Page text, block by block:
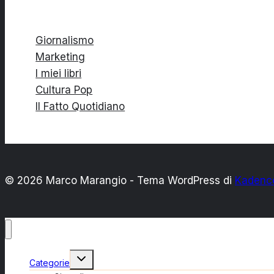
Giornalismo
Marketing
I miei libri
Cultura Pop
Il Fatto Quotidiano
© 2026 Marco Marangio - Tema WordPress di
Categorie
Alterna